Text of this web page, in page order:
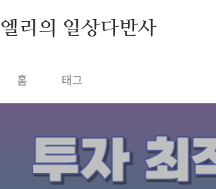
엘리의 일상다반사
홈 태그